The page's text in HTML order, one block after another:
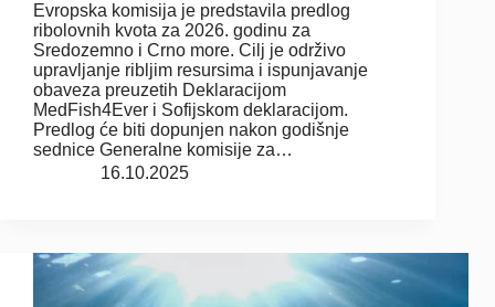
Evropska komisija je predstavila predlog
ribolovnih kvota za 2026. godinu za
Sredozemno i Crno more. Cilj je održivo
upravljanje ribljim resursima i ispunjavanje
obaveza preuzetih Deklaracijom
MedFish4Ever i Sofijskom deklaracijom.
Predlog će biti dopunjen nakon godišnje
sednice Generalne komisije za…
16.10.2025